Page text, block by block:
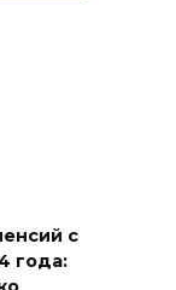
с
года: